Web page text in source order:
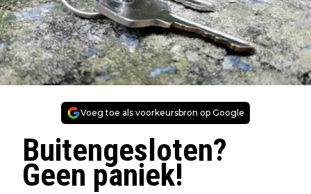
Voeg toe als voorkeursbron op Google
Buitengesloten?
Geen paniek!